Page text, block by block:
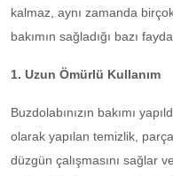
kalmaz, aynı zamanda
bakımın sağladığı bazı
1. Uzun Ömürlü Kullanım
Buzdolabınızın bakımı
olarak yapılan temizlik,
düzgün çalışmasını sağlar